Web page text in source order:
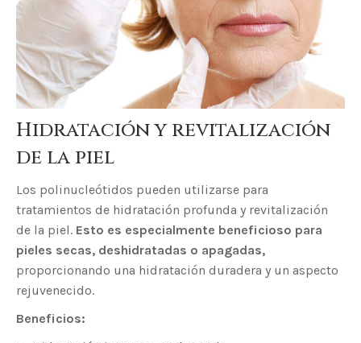
Hidratación y revitalización
de la piel
Los polinucleótidos pueden utilizarse para
tratamientos de hidratación profunda y revitalización
de la piel. Esto es especialmente beneficioso para
pieles secas, deshidratadas o apagadas,
proporcionando una hidratación duradera y un aspecto
rejuvenecido.
Beneficios: